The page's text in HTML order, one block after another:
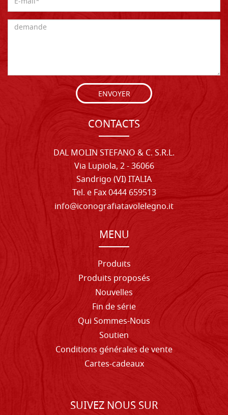
ENVOYER
CONTACTS
DAL MOLIN STEFANO & C. S.R.L.
Via Lupiola, 2 - 36066
Sandrigo (VI) ITALIA
Tel. e Fax 0444 659513
info@iconografiatavolelegno.it
MENU
Produits
Produits proposés
Nouvelles
Fin de série
Qui Sommes-Nous
Soutien
Conditions générales de vente
Cartes-cadeaux
SUIVEZ NOUS SUR